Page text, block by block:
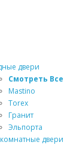
двери
Смотреть Все
Mastino
Torex
Гранит
Эльпорта
двери